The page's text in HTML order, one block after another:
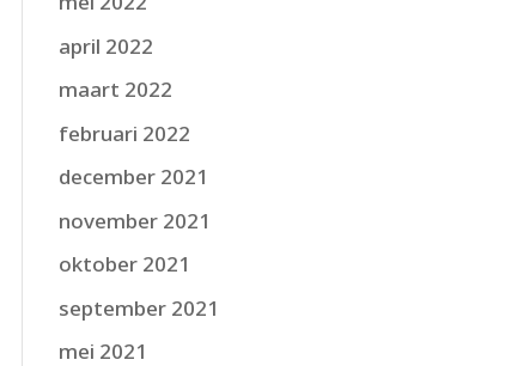
april 2022
maart 2022
februari 2022
december 2021
november 2021
oktober 2021
september 2021
mei 2021